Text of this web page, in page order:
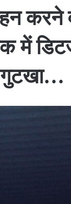
करने
में
गुटखा…